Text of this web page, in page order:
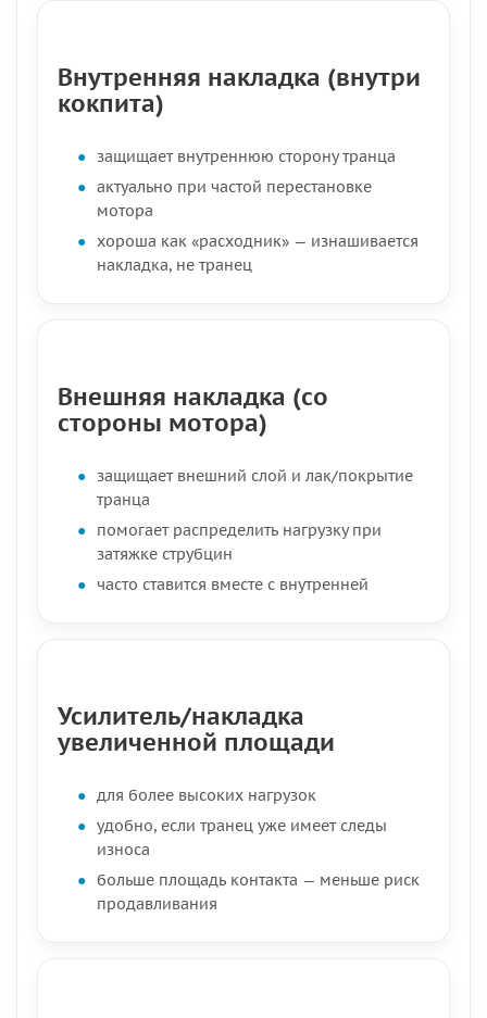
Внутренняя накладка (внутри
кокпита)
защищает внутреннюю сторону транца
актуально при частой перестановке
мотора
хороша как «расходник» — изнашивается
накладка, не транец
Внешняя накладка (со
стороны мотора)
защищает внешний слой и лак/покрытие
транца
помогает распределить нагрузку при
затяжке струбцин
часто ставится вместе с внутренней
Усилитель/накладка
увеличенной площади
для более высоких нагрузок
удобно, если транец уже имеет следы
износа
больше площадь контакта — меньше риск
продавливания